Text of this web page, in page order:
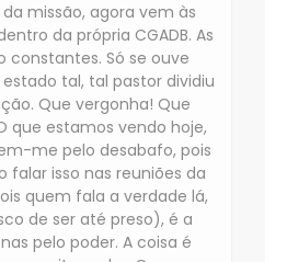
missão, agora vem às
da própria CGADB. As
constantes. Só se ouve
estado tal, tal pastor dividiu
Que vergonha! Que
que estamos vendo hoje,
me pelo desabafo, pois
falar isso nas reuniões da
quem fala a verdade lá,
de ser até preso), é a
pelo poder. A coisa é